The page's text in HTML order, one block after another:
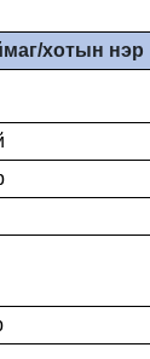
хотын нэр